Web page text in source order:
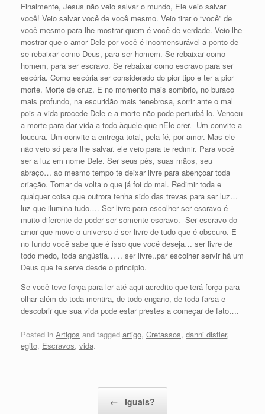
Finalmente, Jesus não veio salvar o mundo, Ele veio salvar
você! Veio salvar você de você mesmo. Veio tirar o “você” de
você mesmo para lhe mostrar quem é você de verdade. Veio lhe
mostrar que o amor Dele por você é incomensurável a ponto de
se rebaixar como Deus, para ser homem. Se rebaixar como
homem, para ser escravo. Se rebaixar como escravo para ser
escória. Como escória ser considerado do pior tipo e ter a pior
morte. Morte de cruz. E no momento mais sombrio, no buraco
mais profundo, na escuridão mais tenebrosa, sorrir ante o mal
pois a vida procede Dele e a morte não pode perturbá-lo. Venceu
a morte para dar vida a todo àquele que nEle crer. Um convite a
loucura. Um convite a entrega total, pela fé, por amor. Mas ele
não veio só para lhe salvar. ele veio para te redimir. Para você
ser a luz em nome Dele. Ser seus pés, suas mãos, seu
abraço… ao mesmo tempo te deixar livre para abençoar toda
criação. Tomar de volta o que já foi do mal. Redimir toda e
qualquer coisa que outrora tenha sido das trevas para ser luz…
luz que ilumina tudo…. Ser livre para escolher ser escravo é
muito diferente de poder ser somente escravo. Ser escravo do
amor que move o universo é ser livre de tudo que é obscuro. E
no fundo você sabe que é isso que você deseja… ser livre de
todo medo, toda angústia… .. ser livre..par escolher servir há um
Deus que te serve desde o princípio.
Se você teve força para ler até aqui acredito que terá força para
olhar além do toda mentira, de todo engano, de toda farsa e
descobrir que sua vida pode estar prestes a começar de fato….
Posted in Artigos and tagged artigo, Cretassos, danni distler,
egito, Escravos, vida.
← Iguais?